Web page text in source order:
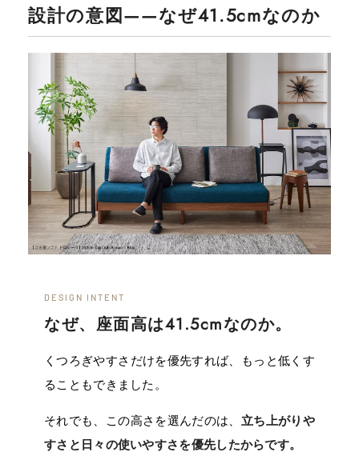
設計の意図——なぜ41.5cmなのか
DESIGN INTENT
なぜ、座面高は41.5cmなのか。
くつろぎやすさだけを優先すれば、もっと低くす
ることもできました。
それでも、この高さを選んだのは、 立ち上がりや
すさと日々の使いやすさを優先したからです。